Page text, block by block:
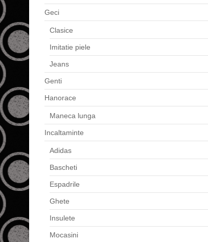
Geci
Clasice
Imitatie piele
Jeans
Genti
Hanorace
Maneca lunga
Incaltaminte
Adidas
Bascheti
Espadrile
Ghete
Insulete
Mocasini